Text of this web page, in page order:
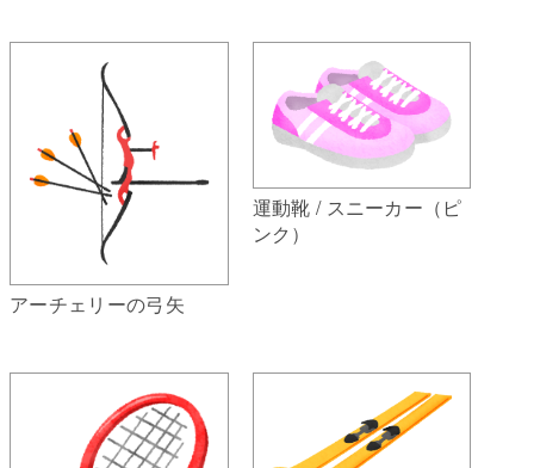
アーチェリーの弓矢
運動靴 / スニーカー（ピ
ンク）